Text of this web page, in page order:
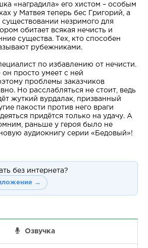
«наградила» его хистом – особым
у Матвея теперь бес Григорий, а
существовании незримого для
обитает всякая нечисть и
существа. Тех, кто способен
рубежниками.
по избавлению от нечисти.
он просто умеет с ней
проблемы заказчиков
Но расслабляться не стоит, ведь
жуткий вурдалак, призванный
пакости против него враги
придётся только на удачу. А
раньше у героя было не
аудиокнигу серии «Бедовый»!
без интернета?
→
Озвучка